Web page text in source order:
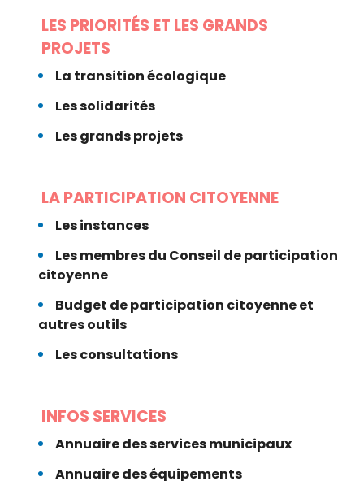
LES PRIORITÉS ET LES GRANDS
PROJETS
La transition écologique
Les solidarités
Les grands projets
LA PARTICIPATION CITOYENNE
Les instances
Les membres du Conseil de participation
citoyenne
Budget de participation citoyenne et
autres outils
Les consultations
INFOS SERVICES
Annuaire des services municipaux
Annuaire des équipements